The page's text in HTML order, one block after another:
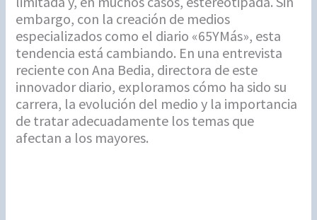
embargo, con la creación de medios
especializados como el diario «65YMás», esta
tendencia está cambiando. En una entrevista
reciente con Ana Bedia, directora de este
innovador diario, exploramos cómo ha sido su
carrera, la evolución del medio y la importancia
de tratar adecuadamente los temas que
afectan a los mayores.